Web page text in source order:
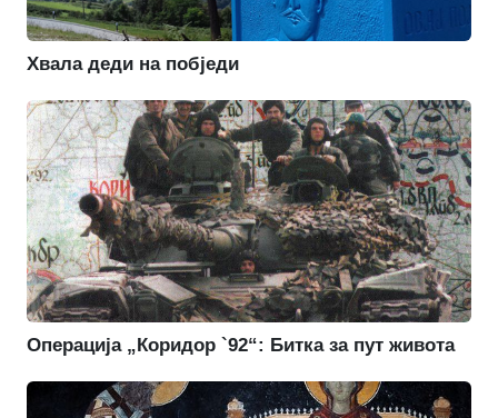
Хвала деди на побједи
Операција „Коридор `92“: Битка за пут живота